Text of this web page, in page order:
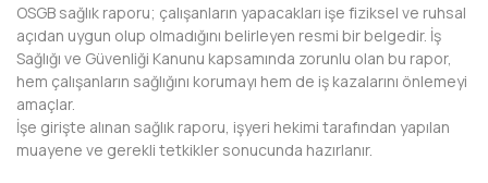
BARTIN
BATMAN
BAYBURT
BİLECİK
OSGB sağlık raporu; çalışanların yapacakları işe fiziksel ve ruhsal
açıdan uygun olup olmadığını belirleyen resmi bir belgedir. İş
Sağlığı ve Güvenliği Kanunu kapsamında zorunlu olan bu rapor,
hem çalışanların sağlığını korumayı hem de iş kazalarını önlemeyi
amaçlar.
İşe girişte alınan sağlık raporu, işyeri hekimi tarafından yapılan
muayene ve gerekli tetkikler sonucunda hazırlanır.